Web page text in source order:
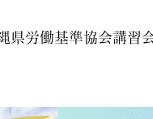
県労働基準協会講習